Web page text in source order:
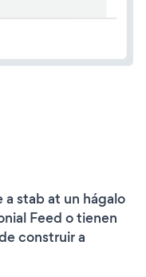
stab at un hágalo
Feed o tienen
construir a